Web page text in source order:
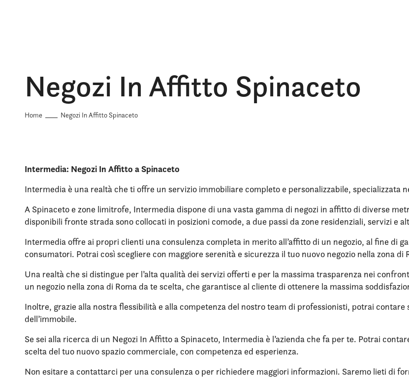
Negozi In Affitto Spinaceto
Home Negozi In Affitto Spinaceto
Intermedia: Negozi In Affitto a Spinaceto
Intermedia è una realtà che ti offre un servizio immobiliare completo e personalizzabile, specializzata
A Spinaceto e zone limitrofe, Intermedia dispone di una vasta gamma di negozi in affitto di diverse
disponibili fronte strada sono collocati in posizioni comode, a due passi da zone residenziali, servizi e
Intermedia offre ai propri clienti una consulenza completa in merito all’affitto di un negozio, al fine di
consumatori. Potrai così scegliere con maggiore serenità e sicurezza il tuo nuovo negozio nella zona di
Una realtà che si distingue per l’alta qualità dei servizi offerti e per la massima trasparenza nei
un negozio nella zona di Roma da te scelta, che garantisce al cliente di ottenere la massima
Inoltre, grazie alla nostra flessibilità e alla competenza del nostro team di professionisti, potrai contare
dell’immobile.
Se sei alla ricerca di un Negozi In Affitto a Spinaceto, Intermedia è l’azienda che fa per te. Potrai
scelta del tuo nuovo spazio commerciale, con competenza ed esperienza.
Non esitare a contattarci per una consulenza o per richiedere maggiori informazioni. Saremo lieti di